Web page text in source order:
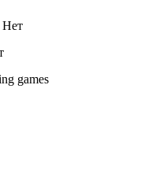
Нет
games